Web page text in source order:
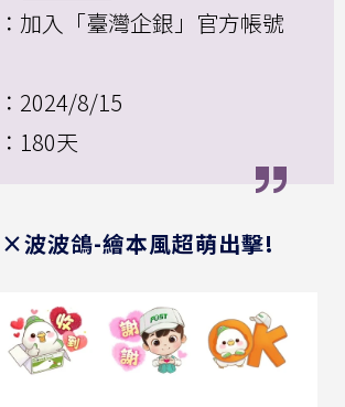
加入「臺灣企銀」官方帳號
2024/8/15
180天
波波鴿-繪本風超萌出擊!